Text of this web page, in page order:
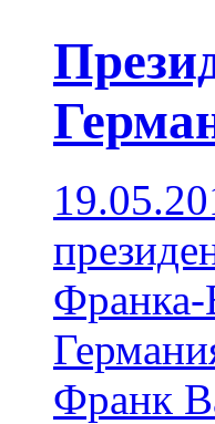
Франк